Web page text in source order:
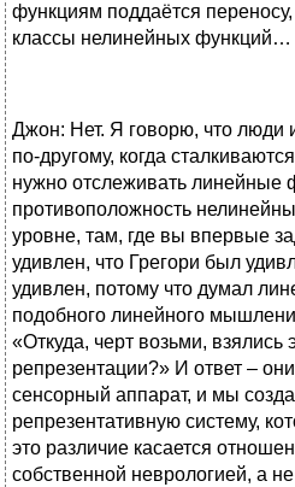
функциям поддаётся переносу,
классы нелинейных функций…
Джон: Нет. Я говорю, что люди
по-другому, когда
нужно отслеживать линейные
противоположность
уровне, там, где вы впервые
удивлен, что Грегори был
удивлен, потому что думал
подобного линейного
«Откуда, черт возьми, взялись
репрезентации?» И ответ –
сенсорный аппарат, и мы
репрезентативную систему,
это различие касается
собственной неврологией, а